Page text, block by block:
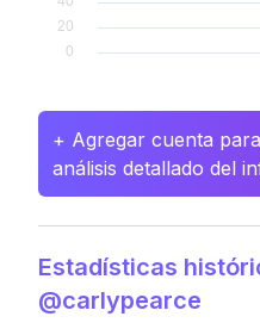
+ Agregar cuenta
análisis detallado del
Estadísticas
@carlypearce